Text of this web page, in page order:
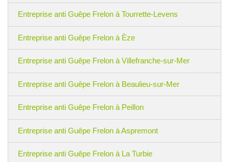
Entreprise anti Guêpe Frelon à Tourrette-Levens
Entreprise anti Guêpe Frelon à Èze
Entreprise anti Guêpe Frelon à Villefranche-sur-Mer
Entreprise anti Guêpe Frelon à Beaulieu-sur-Mer
Entreprise anti Guêpe Frelon à Peillon
Entreprise anti Guêpe Frelon à Aspremont
Entreprise anti Guêpe Frelon à La Turbie